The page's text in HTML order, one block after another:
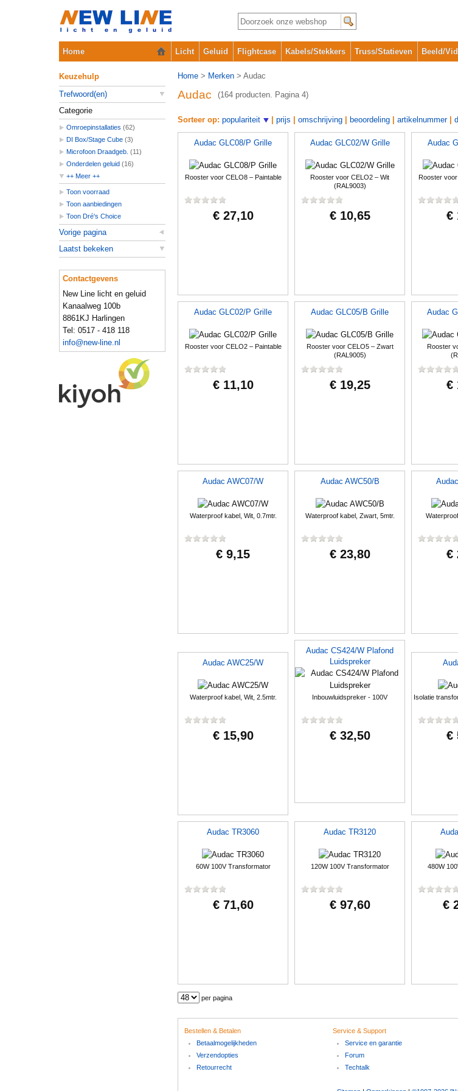
Home Licht Geluid Flightcase Kabels/Stekkers Truss/Statieven Beeld/
Home > Merken > Audac
Audac (164 producten. Pagina 4)
Sorteer op: populariteit prijs omschrijving beoordeling artikelnummer|
Audac GLC08/P Grille
Rooster voor CELO8 – Paintable
€ 27,10
Audac GLC02/W Grille
Rooster voor CELO2 – Wit
(RAL9003)
€ 10,65
Audac
Rooster
€
Audac GLC02/P Grille
Rooster voor CELO2 – Paintable
€ 11,10
Audac GLC05/B Grille
Rooster voor CELO5 – Zwart
(RAL9005)
€ 19,25
Audac
Rooster
€
Audac AWC07/W
Waterproof kabel, Wit, 0.7mtr.
€ 9,15
Audac AWC50/B
Waterproof kabel, Zwart, 5mtr.
€ 23,80 €
Audac AWC25/W
Waterproof kabel, Wit, 2.5mtr.
€ 15,90
Audac CS424/W Plafond
Luidspreker
Inbouwluidspreker - 100V
€ 32,50
Isolatie
€
Audac TR3060
60W 100V Transformator
€ 71,60
Audac TR3120
120W 100V Transformator
€ 97,60
480W
€
per pagina
Keuzehulp
Trefwoord(en)
Categorie
Omroepinstallaties (62)
DI Box/Stage Cube (3)
Microfoon Draadgeb. (11)
Onderdelen geluid (16)
++ Meer ++
Microfoons Toebehoren
RackMixers
(1)
Versterkers (4)
Luidspreker onderdelen(23)
Woofers/Tweeters
Meetapparaten(1)
Toon voorraad
Toon aanbiedingen
Toon Dré's Choice
Vorige pagina
Laatst bekeken
Contactgevens
New Line licht en geluid
Kanaalweg 100b
8861KJ Harlingen
Tel: 0517 - 418 118
info@new-line.nl
Bestellen & Betalen
Betaalmogelijkheden
Verzendopties
Retourrecht
Service & Support
Service en garantie
Forum
Techtalk